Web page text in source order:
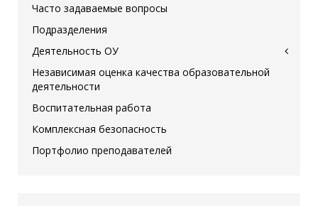
Часто задаваемые вопросы
Подразделения
Деятельность ОУ
Независимая оценка качества образовательной
деятельности
Воспитательная работа
Комплексная безопасность
Портфолио преподавателей